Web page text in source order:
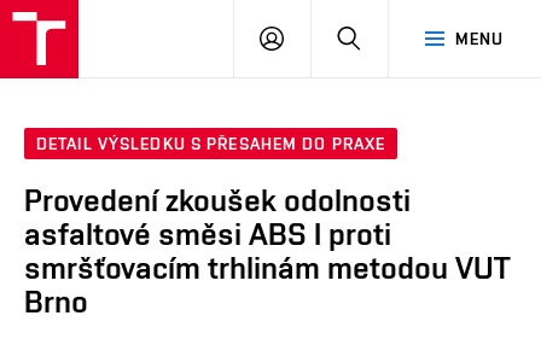
MENU
PŘIHLÁSIT
DETAIL VÝSLEDKU S PŘESAHEM DO PRAXE
Provedení zkoušek odolnosti
asfaltové směsi ABS I proti
smršťovacím trhlinám metodou VUT
Brno